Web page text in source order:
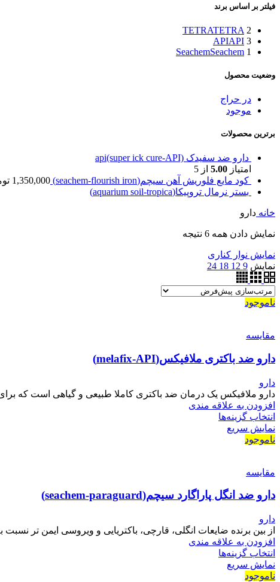
فیلتر بر اساس برند
TETRATETRA 2
APIAPI 3
SeachemSeachem 1
وضعیت محصول
در حراج
موجود
برترین محصولات
دارو ضد سفیدک api(super ick cure-API)
امتیاز 5.00 از 5
کود مایع فلوریش آهن سیچم(seachem-flourish iron)
1,350,000
بستر نرمال تروپیکا(aquarium soil-tropica)
خانه دارو
نمایش دادن همه 6 نتیجه
نمایش نوار کناری
نمایش 9
12
18
24
ناموجود
مقايسه
دارو ضد باکتری ملافیکس(melafix-API)
دارو
دارو ملافیکس یک درمان ضد باکتری کاملا طبیعی و گیاهی است که برای
افزودن به علاقه مندی
انتخاب گزینه‌ها
نمایش سریع
ناموجود
مقايسه
دارو ضد انگل پاراگارد سیچم(seachem-paraguard)
دارو
از بین برنده ضایعات انگلی، قارچی، باکتریایی و ویروسی ایمن تر نسبت به
افزودن به علاقه مندی
انتخاب گزینه‌ها
نمایش سریع
ناموجود